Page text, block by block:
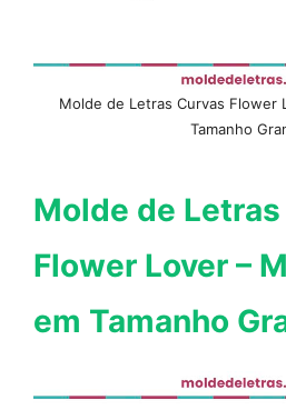
Molde de Letras Curvas Flower
Tamanho
Molde de
Flower Lover –
em Tamanho